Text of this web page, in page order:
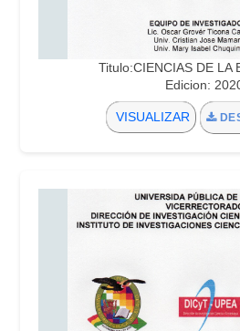
Titulo:CIENCIAS DE LA
Edicion:
VISUALIZAR